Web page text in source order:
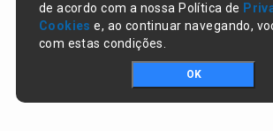
de acordo com a nossa Política de
Cookies e, ao continuar navegando,
com estas condições.
OK